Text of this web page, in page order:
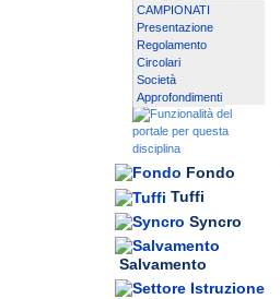
CAMPIONATI
Presentazione
Regolamento
Circolari
Società
Approfondimenti
Fondo
Tuffi
Syncro
Salvamento